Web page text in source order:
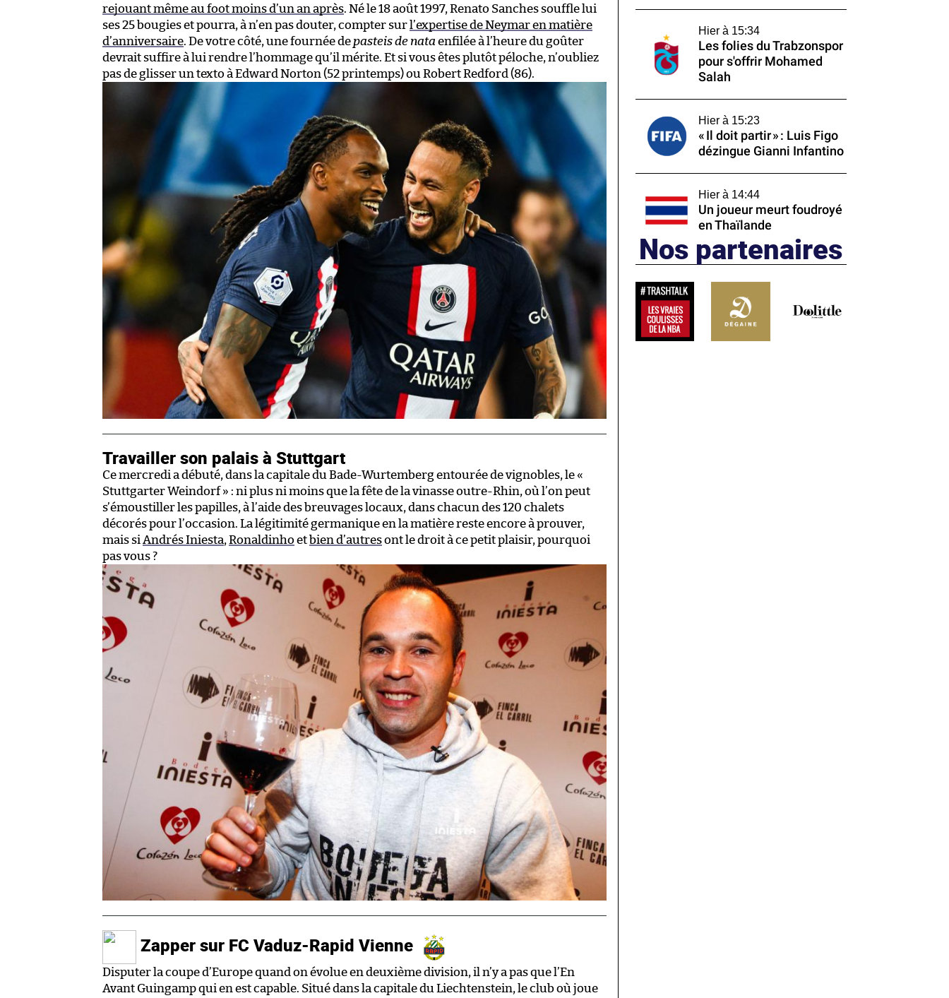
rejouant même au foot moins d’un an après. Né le 18 août 1997, Renato Sanches souffle lui
ses 25 bougies et pourra, à n’en pas douter, compter sur l’expertise de Neymar en matière
d’anniversaire. De votre côté, une fournée de pasteis de nata enfilée à l’heure du goûter
devrait suffire à lui rendre l’hommage qu’il mérite. Et si vous êtes plutôt péloche, n’oubliez
pas de glisser un texto à Edward Norton (52 printemps) ou Robert Redford (86).
Travailler son palais à Stuttgart
Ce mercredi a débuté, dans la capitale du Bade-Wurtemberg entourée de vignobles, le «
Stuttgarter Weindorf » : ni plus ni moins que la fête de la vinasse outre-Rhin, où l’on peut
s’émoustiller les papilles, à l’aide des breuvages locaux, dans chacun des 120 chalets
décorés pour l’occasion. La légitimité germanique en la matière reste encore à prouver,
mais si Andrés Iniesta, Ronaldinho etbien d’autresont le droit à ce petit plaisir, pourquoi
pas vous ?
Zapper sur FC Vaduz-Rapid Vienne
Disputer la coupe d’Europe quand on évolue en deuxième division, il n’y a pas que l’En
Avant Guingamp qui en est capable. Situé dans la capitale du Liechtenstein, le club où joue
Hier à 15:34
Les folies du Trabzonspor
pour s'offrir Mohamed
Salah
Hier à 15:23
« Il doit partir » : Luis Figo
dézingue Gianni Infantino
Hier à 14:44
Un joueur meurt foudroyé
en Thaïlande
Nos partenaires